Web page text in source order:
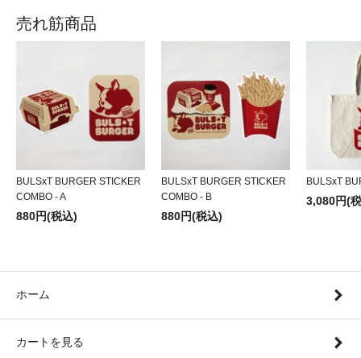
売れ筋商品
BULSxT BURGER STICKER
COMBO - A
880円(税込)
BULSxT BURGER STICKER
COMBO - B
880円(税込)
BULSxT
3,080円(
ホーム
カートを見る